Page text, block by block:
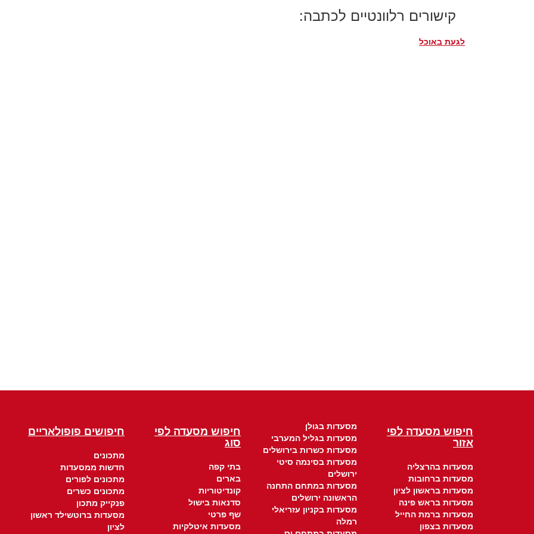
קישורים רלוונטיים לכתבה:
לגעת באוכל
חיפוש מסעדה לפי
אזור
מסעדות בהרצליה
מסעדות ברחובות
מסעדות בראשון לציון
מסעדות בראש פינה
מסעדות ברמת החייל
מסעדות בצפון
מסעדות בגולן
מסעדות בגליל המערבי
מסעדות כשרות בירושלים
מסעדות בסינמה סיטי
ירושלים
מסעדות במתחם התחנה
הראשונה ירושלים
מסעדות בקניון עזריאלי
רמלה
חיפוש מסעדה לפי
סוג
בתי קפה
בארים
קונדיטוריות
סדנאות בישול
שף פרטי
מסעדות איטלקיות
חיפושים פופולאריים
מתכונים
חדשות ממסעדות
מתכונים לפורים
מתכונים כשרים
פנקייק מתכון
מסעדות ברוטשילד ראשון
לציון